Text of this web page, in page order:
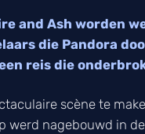
and Ash worden
die Pandora
reis die
scène te
werd nagebouwd in